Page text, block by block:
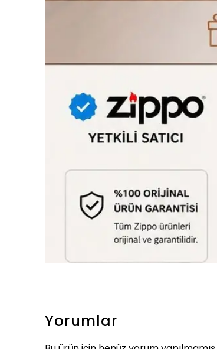
Yorumlar